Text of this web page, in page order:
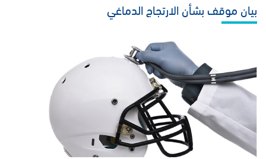
بيان موقف بشأن الارتجاج الدماغي